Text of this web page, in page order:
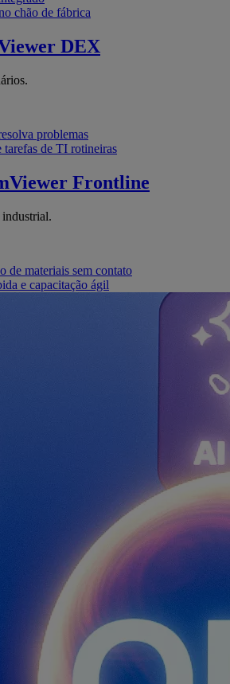
chão de fábrica
DEX
problemas
tarefas de TI rotineiras
Frontline
industrial.
de materiais sem contato
e capacitação ágil